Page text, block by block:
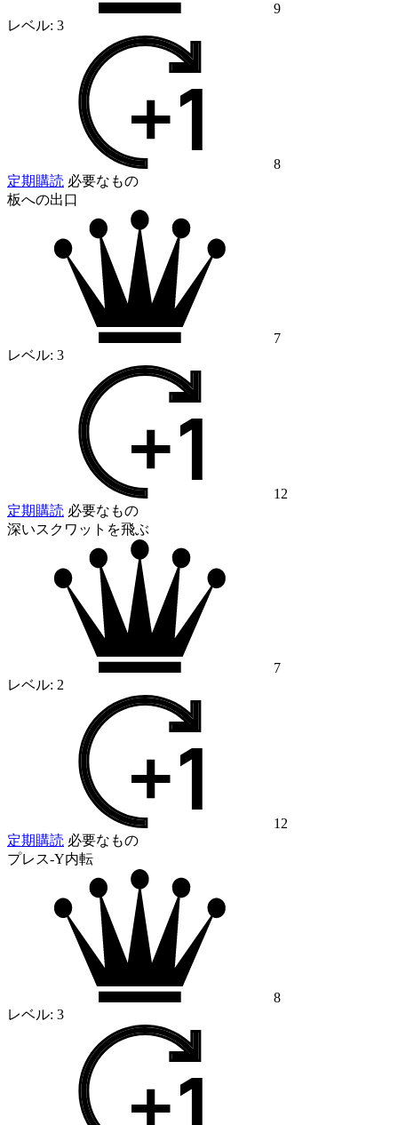
9
レベル: 3
8
定期購読 必要なもの
板への出口
7
レベル: 3
12
定期購読 必要なもの
深いスクワットを飛ぶ
7
レベル: 2
12
定期購読 必要なもの
プレス-Y内転
8
レベル: 3